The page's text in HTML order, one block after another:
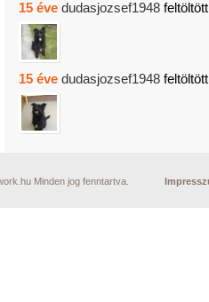
15 éve dudasjozsef1948
15 éve dudasjozsef1948
Minden jog fenntartva.